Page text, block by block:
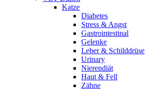
Katze
Diabetes
Stress & Angst
Gastrointestinal
Gelenke
Leber & Schilddrüse
Urinary
Nierendiät
Haut & Fell
Zähne